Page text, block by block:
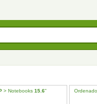
> Notebooks 15, 6"